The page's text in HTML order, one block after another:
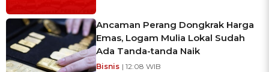
Ancaman Perang Dongkrak Harga
Emas, Logam Mulia Lokal Sudah
Ada Tanda-tanda Naik
Bisnis | 12:08 WIB